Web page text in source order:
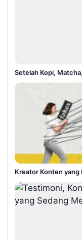
Setelah Kopi,
Kreator Konten yang